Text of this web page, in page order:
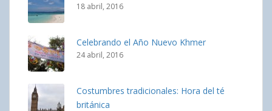
18 abril, 2016
Celebrando el Año Nuevo Khmer
24 abril, 2016
Costumbres tradicionales: Hora del té
británica